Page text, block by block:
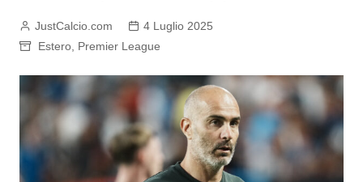
JustCalcio.com
4 Luglio 2025
Estero, Premier League